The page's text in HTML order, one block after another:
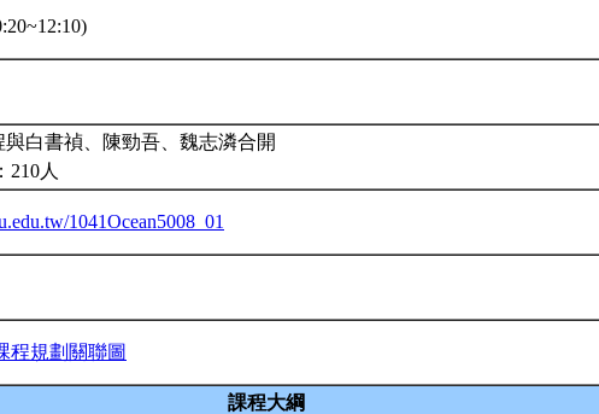
白書禎、陳勁吾、魏志潾合開
210人
1041Ocean5008_01
程規劃關聯圖
課程大綱